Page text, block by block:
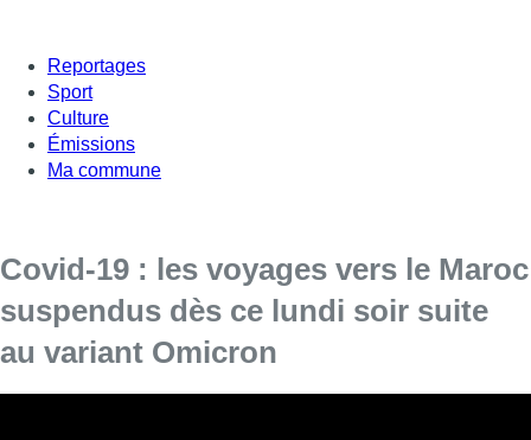
Reportages
Sport
Culture
Émissions
Ma commune
Covid-19 : les voyages vers le Maroc
suspendus dès ce lundi soir suite
au variant Omicron